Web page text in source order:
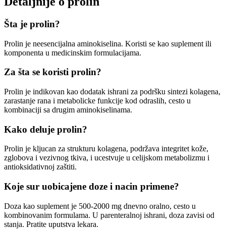
Šta je prolin?
Prolin je neesencijalna aminokiselina. Koristi se kao suplement ili
komponenta u medicinskim formulacijama.
Za šta se koristi prolin?
Prolin je indikovan kao dodatak ishrani za podršku sintezi kolagena,
zarastanje rana i metabolicke funkcije kod odraslih, cesto u
kombinaciji sa drugim aminokiselinama.
Kako deluje prolin?
Prolin je kljucan za strukturu kolagena, podržava integritet kože,
zglobova i vezivnog tkiva, i ucestvuje u celijskom metabolizmu i
antioksidativnoj zaštiti.
Koje sur uobicajene doze i nacin primene?
Doza kao suplement je 500-2000 mg dnevno oralno, cesto u
kombinovanim formulama. U parenteralnoj ishrani, doza zavisi od
stanja. Pratite uputstva lekara.